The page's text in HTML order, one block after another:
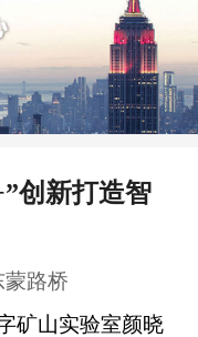
创新打造智
蒙路桥
山实验室颜晓